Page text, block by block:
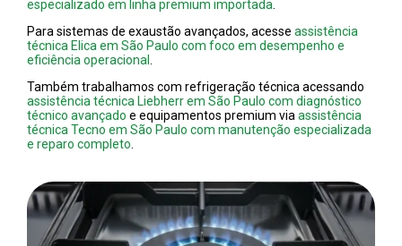
especializado em linha premium importada
Para sistemas de exaustão avançados, acesse assistência
técnica Elica em São Paulo com foco em desempenho e
eficiência operacional
Também trabalhamos com refrigeração técnica acessando
assistência técnica Liebherr em São Paulo com diagnóstico
técnico avançado e equipamentos premium via assistência
técnica Tecno em São Paulo com manutenção especializada
e reparo completo